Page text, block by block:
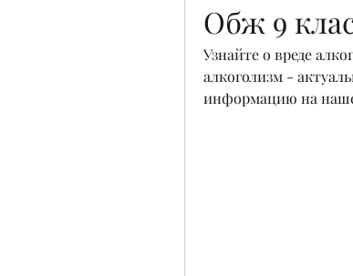
Обж 9
Узнайте о вреде
алкоголизм -
информацию на